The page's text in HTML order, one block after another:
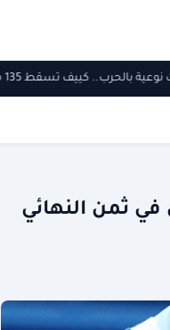
بالحرب.. كييف تسقط 135 مسيرة أطلقتها روسيا
في ثمن النهائي